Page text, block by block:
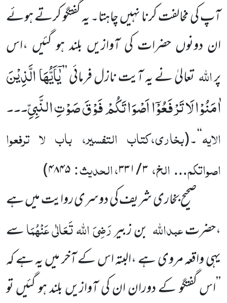
آپ کی مخالفت کرنا نہیں چاہتا۔ یہ گفتگو کرتے ہوئے
ان دونوں حضرات کی آوازیں بلند ہو گئیں ،اس
پراللہتعالیٰ نے یہ آیت نازل فرمائی ’’یٰۤاَیُّهَا الَّذِیْنَ
اٰمَنُوْا لَا تَرْفَعُوْۤا اَصْوَاتَكُمْ فَوْقَ صَوْتِ النَّبِیِّ۔۔۔
الایہ‘‘۔(بخاری،کتاب التفسیر، باب لا ترفعوا
اصواتکم... الخ،۳ / ۳۳۱ ، الحدیث :۴۸۴۵)
صحیح بخاری شریف کی دوسری روایت میں ہے
،حضرتعبداللہ بن زبیررَضِیَ اللہ تَعَالٰی عَنْہُمَاسے
یہی واقعہ مروی ہے ،البتہ اس کے آخر میں یہ ہے کہ
’’اس گفتگو کے دوران ان کی آوازیں بلند ہو گئیں تو